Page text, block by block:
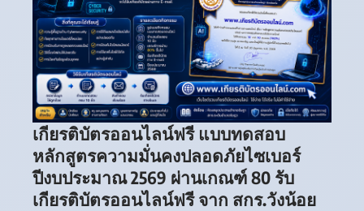
เกียรติบัตรออนไลน์ฟรี แบบทดสอบ
หลักสูตรความมั่นคงปลอดภัยไซเบอร์
ปีงบประมาณ 2569 ผ่านเกณฑ์ 80 รับ
เกียรติบัตรออนไลน์ฟรี จาก สกร.วังน้อย